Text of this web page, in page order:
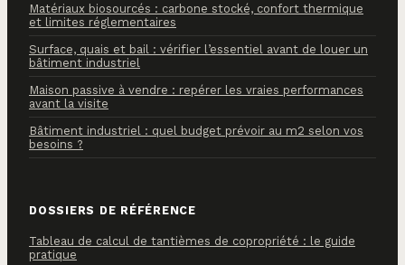
Matériaux biosourcés : carbone stocké, confort thermique
et limites réglementaires
Surface, quais et bail : vérifier l’essentiel avant de louer un
bâtiment industriel
Maison passive à vendre : repérer les vraies performances
avant la visite
Bâtiment industriel : quel budget prévoir au m2 selon vos
besoins ?
DOSSIERS DE RÉFÉRENCE
Tableau de calcul de tantièmes de copropriété : le guide
pratique